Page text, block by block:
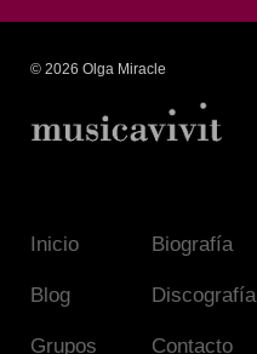
© 2026 Olga Miracle
Inicio Biografía
Blog Discografía
Grupos Contacto